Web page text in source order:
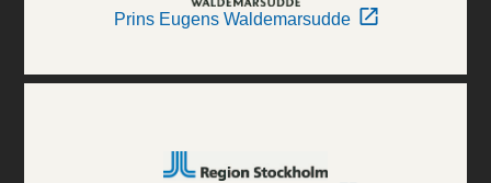
Prins Eugens Waldemarsudde